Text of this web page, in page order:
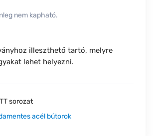
nem kapható.
illeszthető tartó, melyre
lehet helyezni.
sorozat
acél bútorok